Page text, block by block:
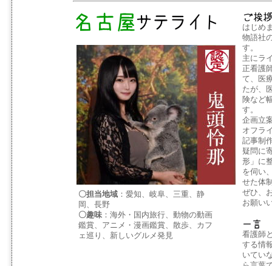
はじめ
物語社
す。
主にラ
正看護
て、医
たが、
険など
す。
企画立
オフラ
記事制
疑問に
形」に
を伺い
せた体
ぜひ、
お願い
看護師
する情
いてい
〇担当地域：愛知、岐阜、三重、静
岡、長野
〇趣味：海外・国内旅行、動物の動画
鑑賞、アニメ・漫画鑑賞、散歩、カフ
ェ巡り、新しいグルメ発見